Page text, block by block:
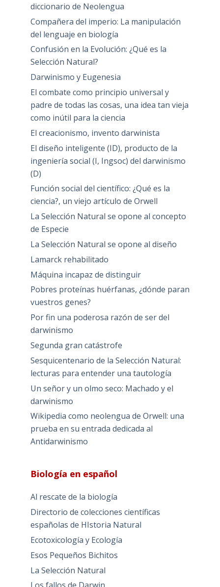
diccionario de Neolengua
Compañera del imperio: La manipulación
del lenguaje en biología
Confusión en la Evolución: ¿Qué es la
Selección Natural?
Darwinismo y Eugenesia
El combate como principio universal y
padre de todas las cosas, una idea tan vieja
como inútil para la ciencia
El creacionismo, invento darwinista
El diseño inteligente (ID), producto de la
ingeniería social (I, Ingsoc) del darwinismo
(D)
Función social del científico: ¿Qué es la
ciencia?, un viejo artículo de Orwell
La Selección Natural se opone al concepto
de Especie
La Selección Natural se opone al diseño
Lamarck rehabilitado
Máquina incapaz de distinguir
Pobres proteínas huérfanas, ¿dónde paran
vuestros genes?
Por fin una poderosa razón de ser del
darwinismo
Segunda gran catástrofe
Sesquicentenario de la Selección Natural:
lecturas para entender una tautología
Un señor y un olmo seco: Machado y el
darwinismo
Wikipedia como neolengua de Orwell: una
prueba en su entrada dedicada al
Antidarwinismo
Biología en español
Al rescate de la biología
Directorio de colecciones científicas
españolas de HIstoria Natural
Ecotoxicología y Ecología
Esos Pequeños Bichitos
La Selección Natural